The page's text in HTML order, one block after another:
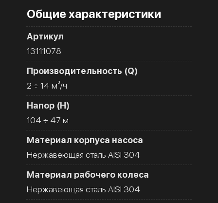
Общие характеристики
Артикул
13111078
Производительность (Q)
2 ÷ 14 м³/ч
Напор (H)
104 ÷ 47 м
Материал корпуса насоса
Нержавеющая сталь AISI 304
Материал рабочего колеса
Нержавеющая сталь AISI 304